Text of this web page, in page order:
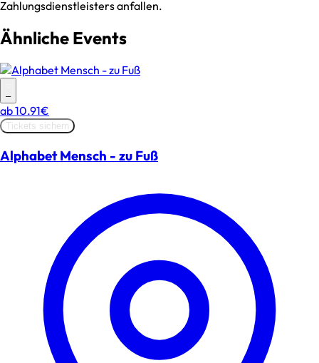
Zahlungsdienstleisters anfallen.
Ähnliche Events
–
ab10.91€
Tickets sichern
Alphabet Mensch - zu Fuß